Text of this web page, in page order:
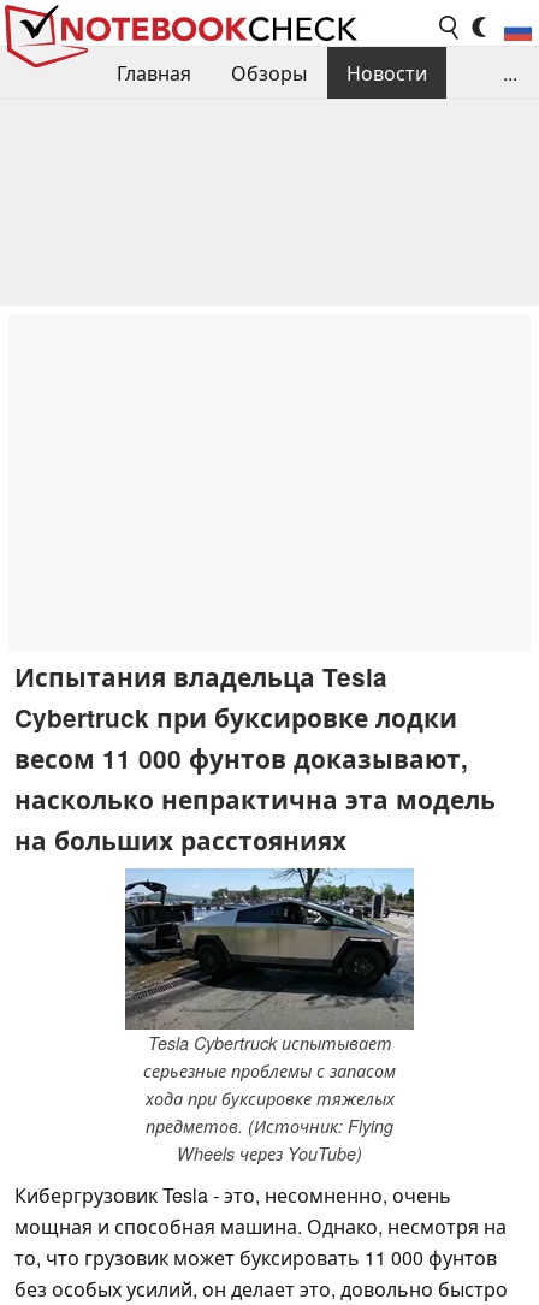
Главная Обзоры
Новости
...
Испытания владельца Tesla
Cybertruck при буксировке лодки
весом 11 000 фунтов доказывают,
насколько непрактична эта модель
на больших расстояниях
Tesla Cybertruck испытывает
серьезные проблемы с запасом
хода при буксировке тяжелых
предметов. (Источник: Flying
Wheels через YouTube)
Кибергрузовик Tesla - это, несомненно, очень
мощная и способная машина. Однако, несмотря на
то, что грузовик может буксировать 11 000 фунтов
без особых усилий, он делает это, довольно быстро